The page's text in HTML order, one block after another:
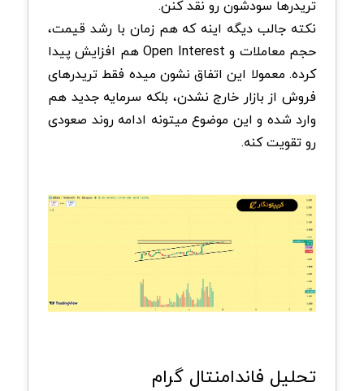
تریدرها سودشون رو نقد کنن.
نکته جالب دیگه اینه که هم زمان با رشد قیمت،
حجم معاملات و Open Interest هم افزایش پیدا
کرده. معمولا این اتفاق نشون میده فقط تریدرهای
فروش از بازار خارج نشدن، بلکه سرمایه جدید هم
وارد شده و این موضوع میتونه ادامه روند صعودی
رو تقویت کنه.
تحلیل فاندامنتال گرام